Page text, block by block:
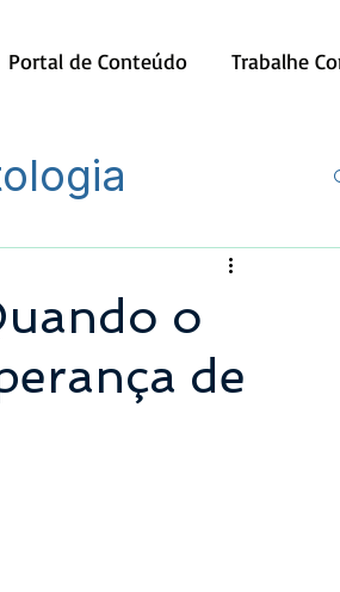
Portal de Conteúdo Trabalhe
o
de